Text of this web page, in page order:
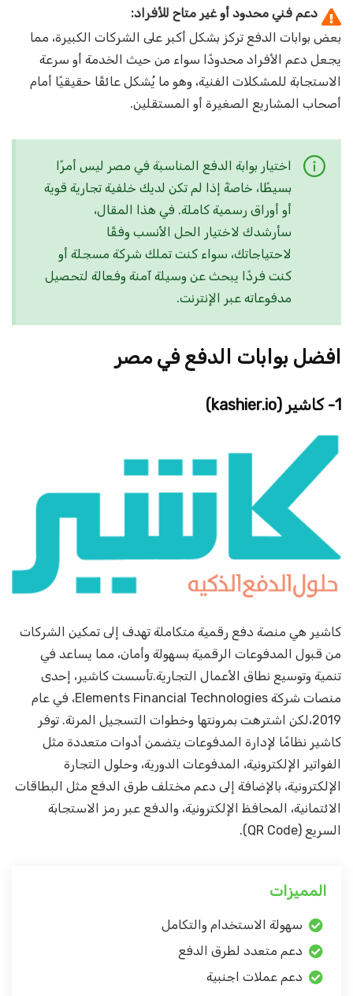
دعم فني محدود أو غير متاح للأفراد:
بعض بوابات الدفع تركز بشكل أكبر على الشركات الكبيرة، مما
يجعل دعم الأفراد محدودًا سواء من حيث الخدمة أو سرعة
الاستجابة للمشكلات الفنية، وهو ما يُشكل عائقًا حقيقيًا أمام
أصحاب المشاريع الصغيرة أو المستقلين.
اختيار بوابة الدفع المناسبة في مصر ليس أمرًا
بسيطًا، خاصةً إذا لم تكن لديك خلفية تجارية قوية
أو أوراق رسمية كاملة. في هذا المقال،
سأرشدك لاختيار الحل الأنسب وفقًا
لاحتياجاتك، سواء كنت تملك شركة مسجلة أو
كنت فردًا يبحث عن وسيلة آمنة وفعالة لتحصيل
مدفوعاته عبر الإنترنت.
افضل بوابات الدفع في مصر
1- كاشير (kashier.io)
كاشير هي منصة دفع رقمية متكاملة تهدف إلى تمكين الشركات
من قبول المدفوعات الرقمية بسهولة وأمان، مما يساعد في
تنمية وتوسيع نطاق الأعمال التجارية.تأسست كاشير، إحدى
منصات شركة Elements Financial Technologies، في عام
2019،لكن اشترهت بمرونتها وخطوات التسجيل المرنة. توفر
كاشير نظامًا لإدارة المدفوعات يتضمن أدوات متعددة مثل
الفواتير الإلكترونية، المدفوعات الدورية، وحلول التجارة
الإلكترونية، بالإضافة إلى دعم مختلف طرق الدفع مثل البطاقات
الائتمانية، المحافظ الإلكترونية، والدفع عبر رمز الاستجابة
السريع (QR Code).
المميزات
سهولة الاستخدام والتكامل
دعم متعدد لطرق الدفع
دعم عملات اجنبية